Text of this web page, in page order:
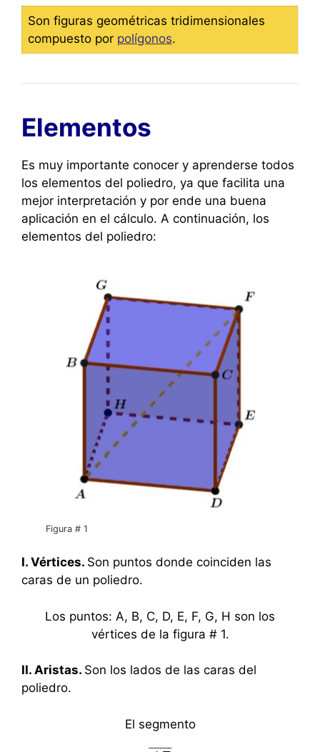
Son figuras geométricas tridimensionales
compuesto por polígonos.
Elementos
Es muy importante conocer y aprenderse todos
los elementos del poliedro, ya que facilita una
mejor interpretación y por ende una buena
aplicación en el cálculo. A continuación, los
elementos del poliedro:
Figura # 1
I. Vértices. Son puntos donde coinciden las
caras de un poliedro.
Los puntos: A, B, C, D, E, F, G, H son los
vértices de la figura # 1.
II. Aristas. Son los lados de las caras del
poliedro.
El segmento